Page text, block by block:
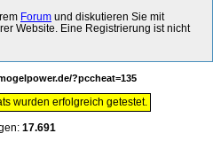
Forum und diskutieren Sie mit
Website. Eine Registrierung ist nicht
?pccheat=135
wurden erfolgreich getestet.
17.691